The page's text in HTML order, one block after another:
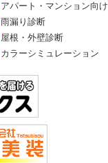
アパート・マンション向け
雨漏り診断
屋根・外壁診断
カラーシミュレーション